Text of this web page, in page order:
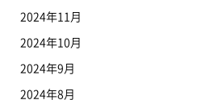
2024年11月
2024年10月
2024年9月
2024年8月